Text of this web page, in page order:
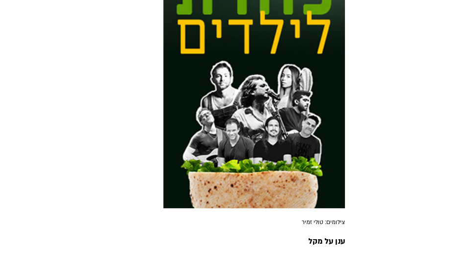
צילומים: טולי זמיר
ענן על מקל